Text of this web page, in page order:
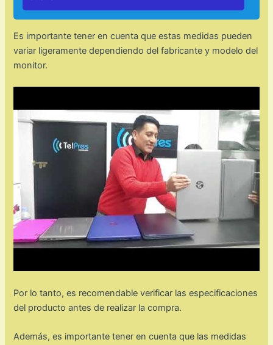
Es importante tener en cuenta que estas medidas pueden
variar ligeramente dependiendo del fabricante y modelo del
monitor.
Por lo tanto, es recomendable verificar las especificaciones
del producto antes de realizar la compra.
Además, es importante tener en cuenta que las medidas